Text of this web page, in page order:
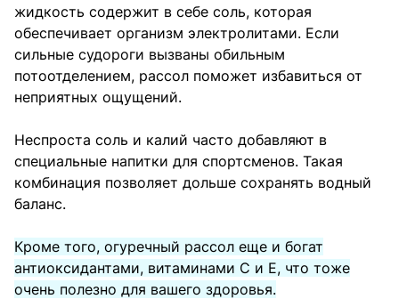
жидкость содержит в себе соль, которая
обеспечивает организм электролитами. Если
сильные судороги вызваны обильным
потоотделением, рассол поможет избавиться от
неприятных ощущений.
Неспроста соль и калий часто добавляют в
специальные напитки для спортсменов. Такая
комбинация позволяет дольше сохранять водный
баланс.
Кроме того, огуречный рассол еще и богат
антиоксидантами, витаминами С и Е, что тоже
очень полезно для вашего здоровья.